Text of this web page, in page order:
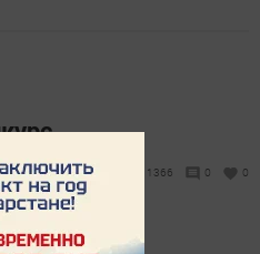
1366 0 0